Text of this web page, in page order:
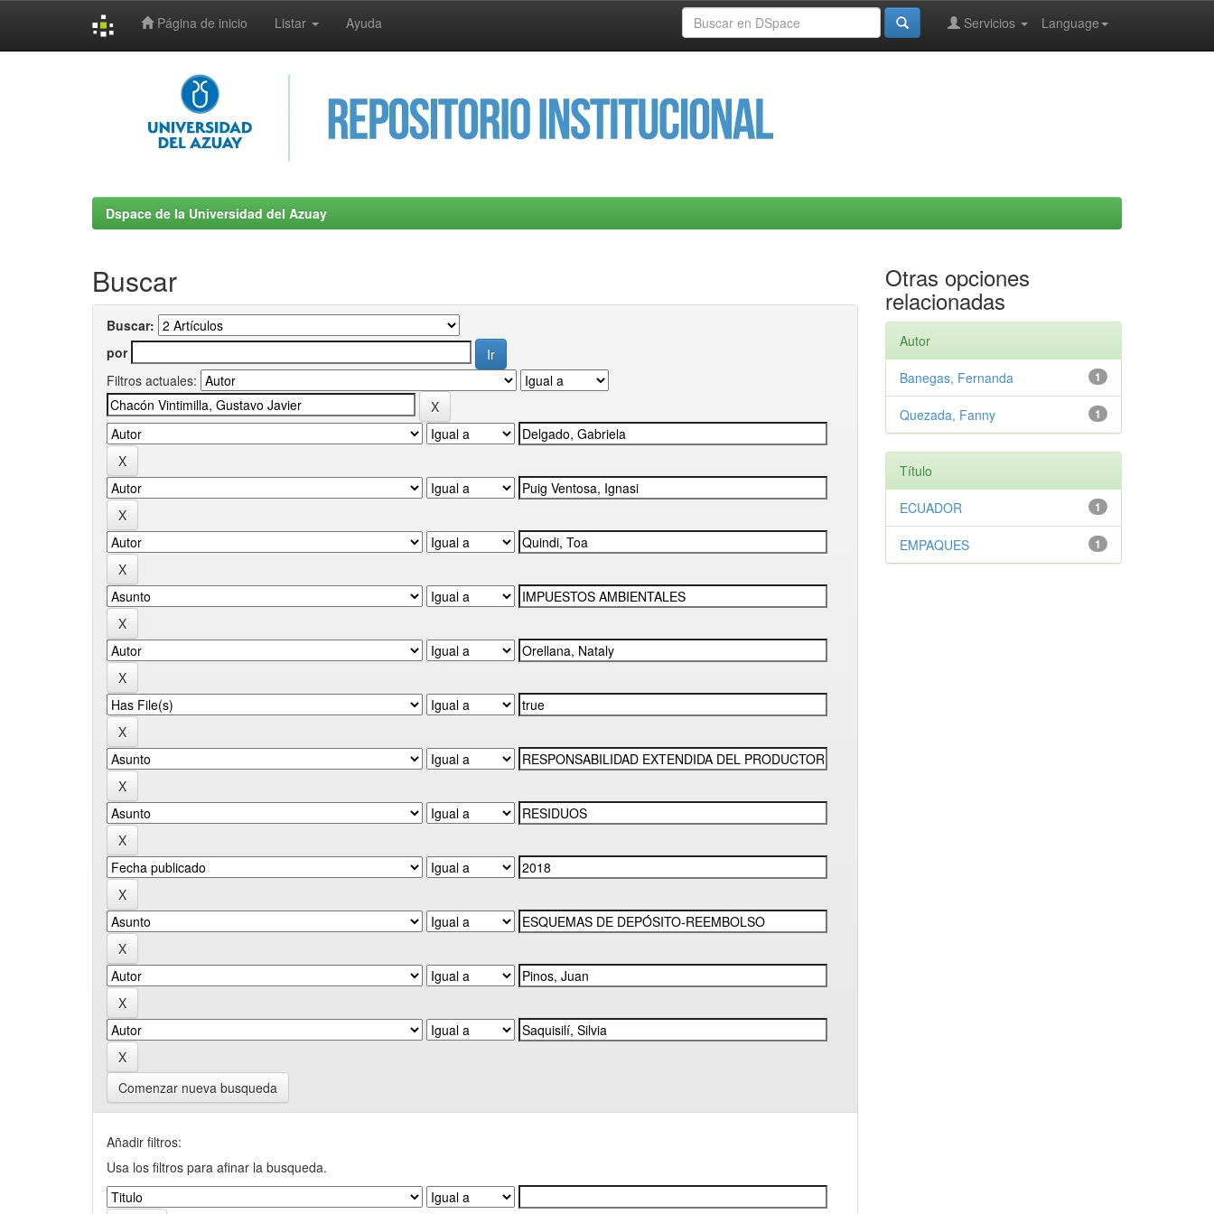
Página de inicio Listar Ayuda Language
Servicios
Dspace de la Universidad del Azuay
Buscar
Buscar:
por
Filtros actuales:
Comenzar nueva busqueda
Añadir filtros:
Usa los filtros para afinar la busqueda.
Otras opciones
relacionadas
Autor
1
Banegas, Fernanda
1
Quezada, Fanny
Título
1
ECUADOR
1
EMPAQUES